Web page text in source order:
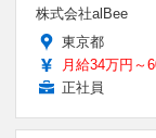
株式会社alBee
東京都
月給34万円～
正社員